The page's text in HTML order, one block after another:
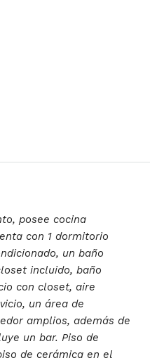
posee cocina
con 1 dormitorio
un baño
incluido, baño
con closet, aire
un área de
amplios, además de
un bar. Piso de
de cerámica en el